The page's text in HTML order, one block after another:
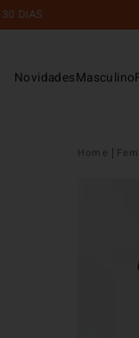
NovidadesMasculino